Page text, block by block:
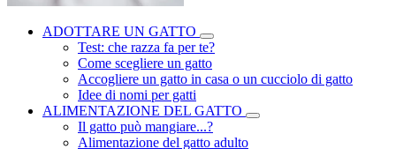
ADOTTARE UN GATTO
Test: che razza fa per te?
Come scegliere un gatto
Accogliere un gatto in casa o un cucciolo di gatto
Idee di nomi per gatti
ALIMENTAZIONE DEL GATTO
Il gatto può mangiare...?
Alimentazione del gatto adulto